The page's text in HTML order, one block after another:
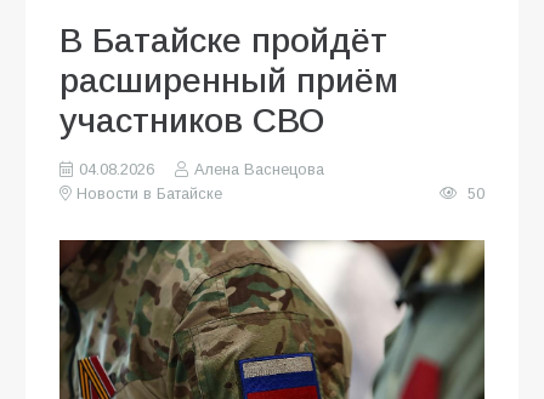
В Батайске пройдёт
расширенный приём
участников СВО
04.08.2026
Алена Васнецова
Новости в Батайске
50